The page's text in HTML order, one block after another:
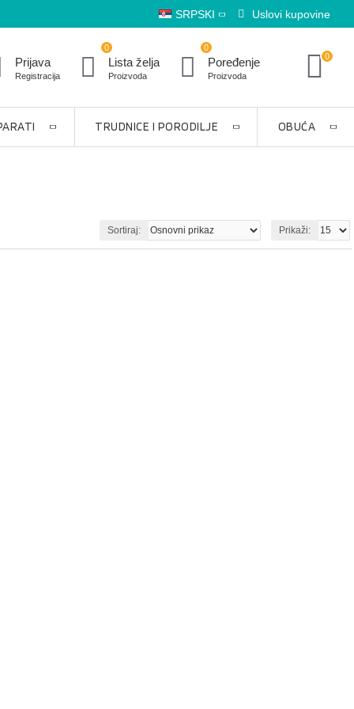
SRPSKI Uslovi kupovine
Prijava
Registracija
Lista želja
Proizvoda
0
Poređenje
Proizvoda
0
0
TRUDNICE I PORODILJE OBUĆA
Sortiraj: Prikaži: